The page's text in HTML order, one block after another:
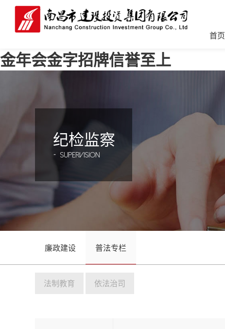
金年会金字招牌信誉至上
首页
纪检监察
- supervision
廉政建设 普法专栏
法制教育 依法治司